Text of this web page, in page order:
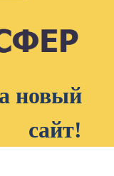
новый
сайт!